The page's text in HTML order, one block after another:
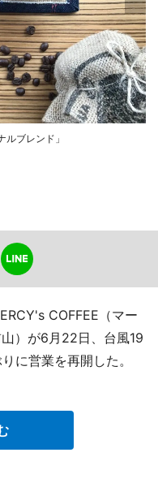
ブレンド」
COFFEE（マー
）が6月22日、台風19
に営業を再開した。